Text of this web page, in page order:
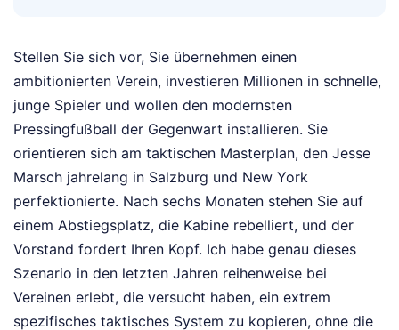
Stellen Sie sich vor, Sie übernehmen einen
ambitionierten Verein, investieren Millionen in schnelle,
junge Spieler und wollen den modernsten
Pressingfußball der Gegenwart installieren. Sie
orientieren sich am taktischen Masterplan, den Jesse
Marsch jahrelang in Salzburg und New York
perfektionierte. Nach sechs Monaten stehen Sie auf
einem Abstiegsplatz, die Kabine rebelliert, und der
Vorstand fordert Ihren Kopf. Ich habe genau dieses
Szenario in den letzten Jahren reihenweise bei
Vereinen erlebt, die versucht haben, ein extrem
spezifisches taktisches System zu kopieren, ohne die